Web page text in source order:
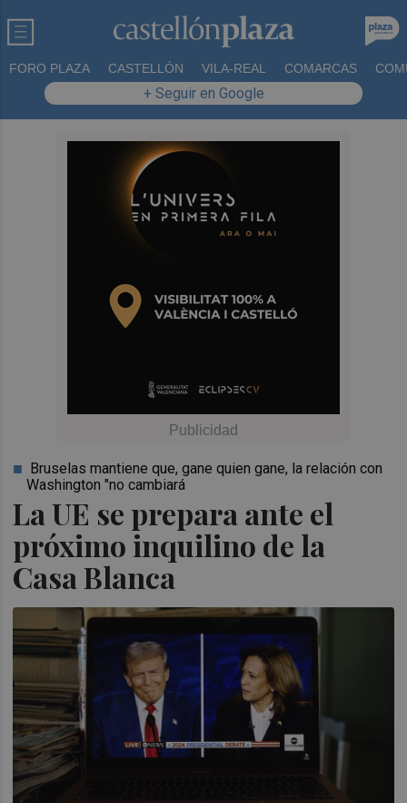
FORO PLAZA CASTELLÓN VILA-REAL COMARCAS
+ Seguir en Google
La UE se prepara ante el
próximo inquilino de la
Casa Blanca
Bruselas mantiene que, gane quien gane, la relación con
Washington "no cambiará